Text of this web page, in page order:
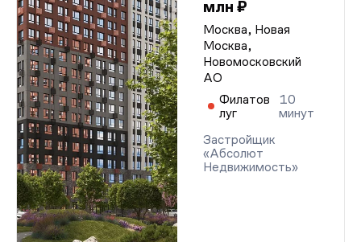
млн ₽
Москва, Новая
Москва,
Новомосковский
АО
Филатов
луг
10
минут
Застройщик
«Абсолют
Недвижимость»